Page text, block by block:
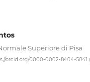
Superiore di Pisa
orcid.org/0000-0002-8404-